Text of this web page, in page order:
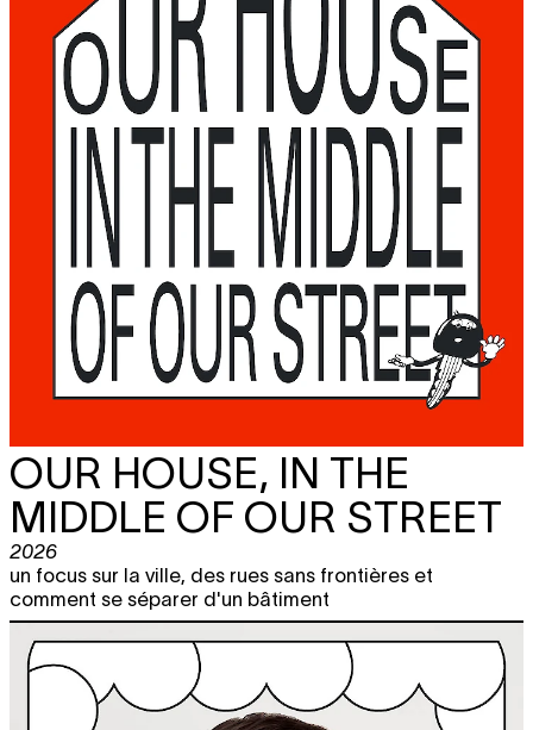
OUR HOUSE, IN THE
MIDDLE OF OUR STREET
2026
un focus sur la ville, des rues sans frontières et
comment se séparer d'un bâtiment